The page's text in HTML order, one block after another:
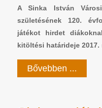
A Sinka István
születésének 120.
játékot hirdet
kitöltési határideje 2017.
Bővebben ...